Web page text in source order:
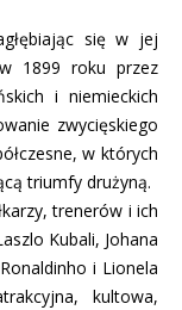
się w jej
1899 roku przez
i niemieckich
zwycięskiego
w których
triumfy drużyną.
trenerów i ich
Kubali, Johana
i Lionela
kultowa,